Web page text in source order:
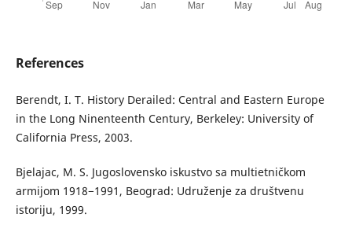
References
Berendt, I. T. History Derailed: Central and Eastern Europe
in the Long Ninenteenth Century, Berkeley: University of
California Press, 2003.
Bjelajac, M. S. Jugoslovensko iskustvo sa multietničkom
armijom 1918−1991, Beograd: Udruženje za društvenu
istoriju, 1999.